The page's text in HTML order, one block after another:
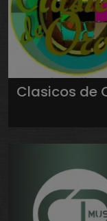
Clasicos de